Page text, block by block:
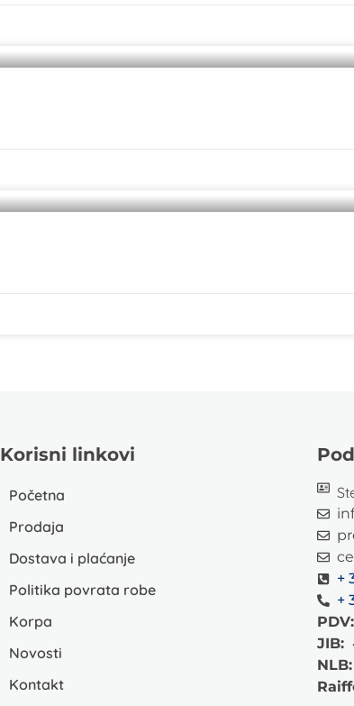
Korisni linkovi
Početna
Prodaja
Dostava i plaćanje
Politika povrata robe
Korpa
Novosti
Kontakt
+
+
PDV:
JIB:
NLB: